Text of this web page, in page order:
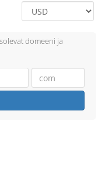
domeeni ja